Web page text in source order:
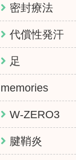
密封療法
代償性発汗
足
memories
W-ZERO3
腱鞘炎